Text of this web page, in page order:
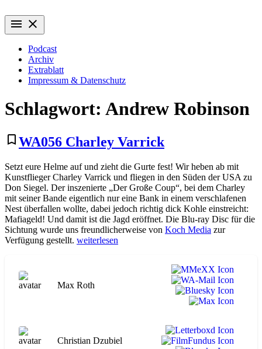
Inhalt
springen
Wiederaufführung
Alte Filme. Neu entdeckt.
menu close
Podcast
Archiv
Extrablatt
Impressum & Datenschutz
Schlagwort: Andrew Robinson
bookmark_border WA056 Charley Varrick
Setzt eure Helme auf und zieht die Gurte fest! Wir heben ab mit
Kunstflieger Charley Varrick und fliegen in den Süden der USA zu
Don Siegel. Der inszenierte „Der Große Coup“, bei dem Charley
mit seiner Bande eigentlich nur eine Bank in einem verschlafenen
Nest überfallen wollte, dabei jedoch richtig dick Kohle einstreicht:
Mafiageld! Und damit ist die Jagd eröffnet. Die Blu-ray Disc für die
Sichtung wurde uns freundlicherweise von Koch Media zur
Verfügung gestellt. „WA056
weiterlesen
Max Roth
Christian Dzubiel